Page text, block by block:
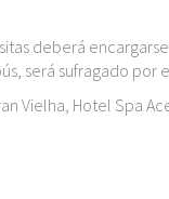
deberá
será sufragado por
Vielha, Hotel Spa